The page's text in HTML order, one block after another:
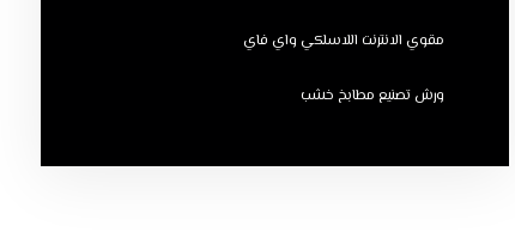
مقوي الانترنت اللاسلكي واي فاي
ورش تصنيع مطابخ خشب